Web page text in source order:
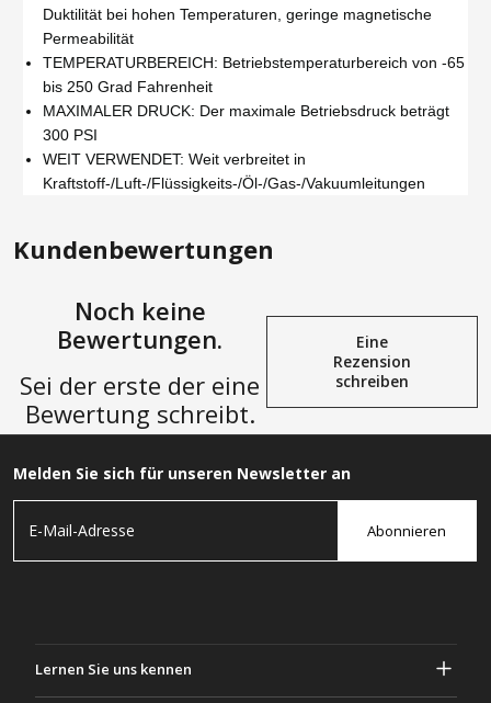
Duktilität bei hohen Temperaturen, geringe magnetische
Permeabilität
TEMPERATURBEREICH: Betriebstemperaturbereich von -65
bis 250 Grad Fahrenheit
MAXIMALER DRUCK: Der maximale Betriebsdruck beträgt
300 PSI
WEIT VERWENDET: Weit verbreitet in
Kraftstoff-/Luft-/Flüssigkeits-/Öl-/Gas-/Vakuumleitungen
Kundenbewertungen
Noch keine
Bewertungen.
Sei der erste der eine
Bewertung schreibt.
Eine
Rezension
schreiben
Melden Sie sich für unseren Newsletter an
Abonnieren
Lernen Sie uns kennen